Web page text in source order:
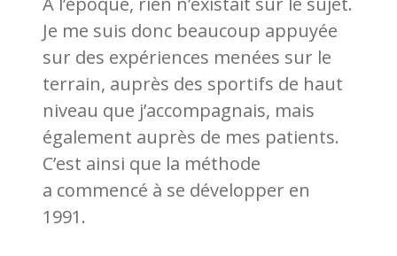
Je me suis donc beaucoup appuyée
sur des expériences menées sur le
terrain, auprès des sportifs de haut
niveau que j’accompagnais, mais
également auprès de mes patients.
C’est ainsi que la méthode
a commencé à se développer en
1991.